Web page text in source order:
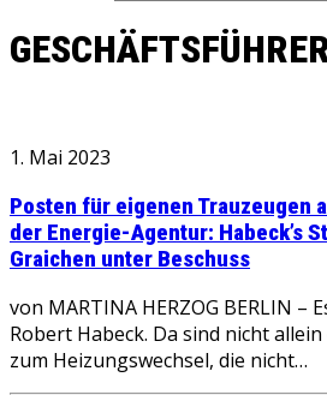
1. Mai 2023
Posten für eigenen Trauzeugen
der Energie-Agentur: Habeck’s
Graichen unter Beschuss
von MARTINA HERZOG BERLIN
Robert Habeck. Da sind nicht
zum Heizungswechsel, die nicht…